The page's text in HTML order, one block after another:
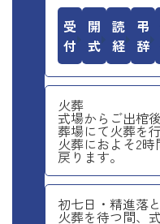
受付 開式 読経 弔辞
火葬
式場からご出棺
葬場にて火葬を
火葬におよそ2
戻ります。
初七日・精進落
火葬を待つ間、